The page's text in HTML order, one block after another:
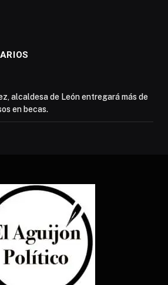
alcaldesa de León entregará más de
en becas.